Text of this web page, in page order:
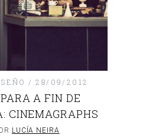
28/09/2012
A FIN DE
CINEMAGRAPHS
LUCÍA NEIRA